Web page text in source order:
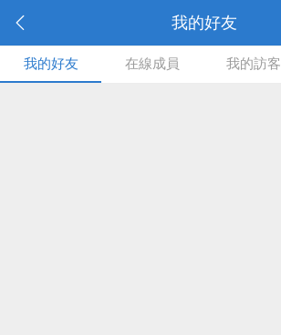
我的好友
我的好友 在線成員 我的訪客